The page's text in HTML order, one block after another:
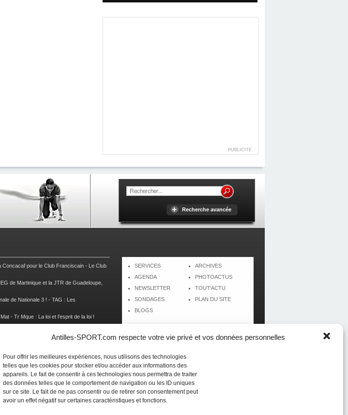
Antilles-SPORT.com respecte votre vie privé et vos données personnelles
Pour offrir les meilleures expériences, nous utilisons des technologies
telles que les cookies pour stocker et/ou accéder aux informations des
appareils. Le fait de consentir à ces technologies nous permettra de traiter
des données telles que le comportement de navigation ou les ID uniques
sur ce site. Le fait de ne pas consentir ou de retirer son consentement peut
avoir un effet négatif sur certaines caractéristiques et fonctions.
PUBLICITE
Recherche avancée
Concacaf pour le Club Franciscain -
Le Club
de Martinique et la JTR de Guadeloupe,
de Nationale 3 ! - TAG : Les
- Tr Mque : La loi et l’esprit de la loi !
sur l’étape des Mamelles
Gérard remporte le 9e rallye du Pays Marie-
marathon sous le signe de la chaleur et
habitué au palmarès du Trail des Trésors-
Images de la Woulib 113 X-Trem
SERVICES
AGENDA
NEWSLETTER
SONDAGES
BLOGS
ARCHIVES
PHOTOACTUS
TOUT'ACTU
PLAN DU SITE